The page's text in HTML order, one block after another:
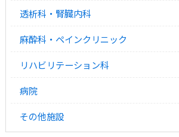
透析科・腎臓内科
麻酔科・ペインクリニック
リハビリテーション科
病院
その他施設